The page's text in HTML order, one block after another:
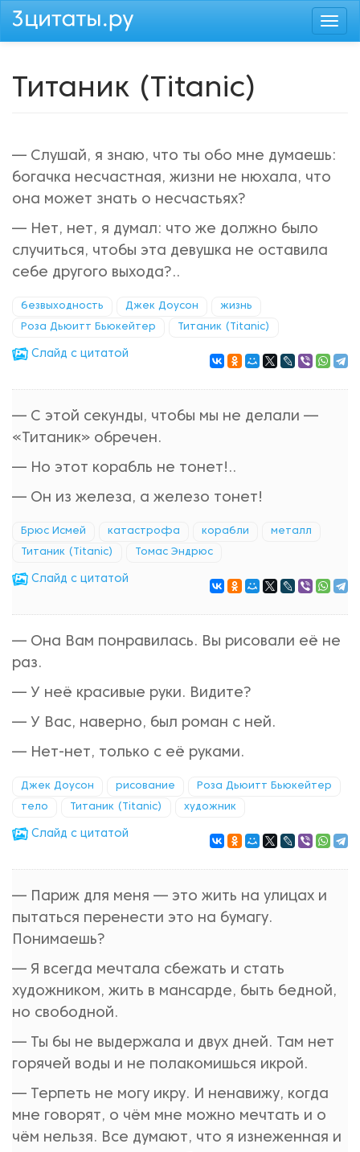
Перейти
Титаник (Titanic)
— Слушай, я знаю, что ты обо мне думаешь:
богачка несчастная, жизни не нюхала, что
она может знать о несчастьях?
— Нет, нет, я думал: что же должно было
случиться, чтобы эта девушка не оставила
себе другого выхода?..
безвыходность Джек Доусон жизнь
Роза Дьюитт Бьюкейтер Титаник (Titanic)
Cлайд с цитатой
— С этой секунды, чтобы мы не делали —
«Титаник» обречен.
— Но этот корабль не тонет!..
— Он из железа, а железо тонет!
Брюс Исмей катастрофа корабли металл
Титаник (Titanic) Томас Эндрюс
Cлайд с цитатой
— Она Вам понравилась. Вы рисовали её не
раз.
— У неё красивые руки. Видите?
— У Вас, наверно, был роман с ней.
— Нет-нет, только с её руками.
Джек Доусон рисование Роза Дьюитт Бьюкейтер
тело Титаник (Titanic) художник
Cлайд с цитатой
— Париж для меня — это жить на улицах и
пытаться перенести это на бумагу.
Понимаешь?
— Я всегда мечтала сбежать и стать
художником, жить в мансарде, быть бедной,
но свободной.
— Ты бы не выдержала и двух дней. Там нет
горячей воды и не полакомишься икрой.
— Терпеть не могу икру. И ненавижу, когда
мне говорят, о чём мне можно мечтать и о
чём нельзя. Все думают, что я изнеженная и